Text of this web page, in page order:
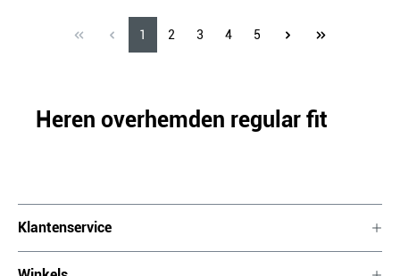
1 2 3 4 5
Heren overhemden regular fit
Klantenservice